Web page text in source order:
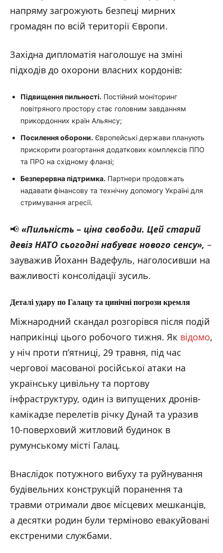
напряму загрожують безпеці мирних
громадян по всій території Європи.
Західна дипломатія наголошує на зміні
підходів до охорони власних кордонів:
Підвищення пильності. Постійний моніторинг
повітряного простору стає головним завданням
прикордонних країн Альянсу;
Посилення оборони. Європейські держави планують
прискорити розгортання додаткових комплексів ППО
та ПРО на східному фланзі;
Безперервна підтримка. Партнери продовжать
надавати фінансову та технічну допомогу Україні для
стримування агресії.
📢 «Пильність – ціна свободи. Цей старий
девіз НАТО сьогодні набуває нового сенсу», –
зауважив Йоханн Вадефуль, наголосивши на
важливості консолідації зусиль.
Деталі удару по Галацу та цинічні погрози кремля
Міжнародний скандал розгорівся після подій
наприкінці цього робочого тижня. Як відомо,
у ніч проти п’ятниці, 29 травня, під час
чергової масованої російської атаки на
українську цивільну та портову
інфраструктуру, один із випущених дронів-
камікадзе перелетів річку Дунай та уразив
10-поверховий житловий будинок в
румунському місті Галац.
Внаслідок потужного вибуху та руйнування
будівельних конструкцій поранення та
травми отримали двоє місцевих мешканців,
а десятки родин були терміново евакуйовані
екстреними службами.